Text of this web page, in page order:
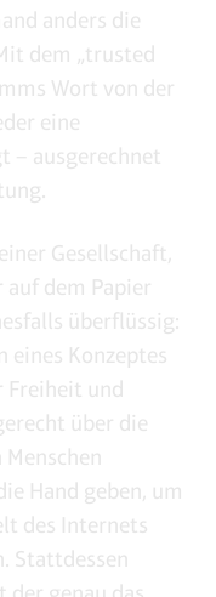
anders die
dem „trusted
Wort von der
eine
– ausgerechnet
Gesellschaft,
dem Papier
überflüssig:
eines Konzeptes
und
über die
Hand geben, um
des Internets
Stattdessen